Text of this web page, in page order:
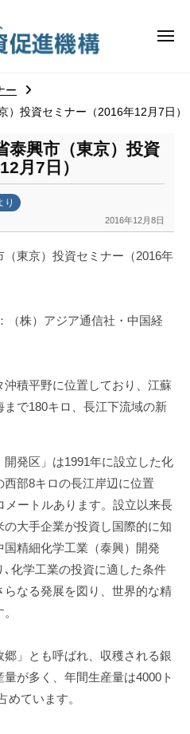
メ
ー
）投資セミナー（2016年12月7日）
泰興市（東京）投資
月7日）
り
2016年12月8日
（東京）投資セミナー（2016年
（株）アジア通信社・中国経
積平野に位置しており、江蘇
で180キロ、長江下流域の新
開発区」は1991年に設立した化
西部8キロの長江岸辺に位置
メートルあります。設立以来長
大手企業が投資し国際的に知
精細化学工業（泰興）開発
､化学工業の投資に適した条件
なる発展を図り、世界的な精
」とも呼ばれ、収穫される銀
が多く、年間生産量は4000ト
めています。